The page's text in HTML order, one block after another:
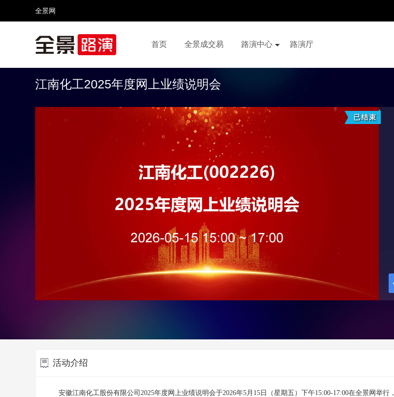
全景网
视频号 全景网官微 微信公众号 头条号 百家号 抖音号 快手号 喜马拉雅
首页 全景成交易 路演中心 路演厅
江南化工2025年度网上业绩说明会
已结束
活动介绍
安徽江南化工股份有限公司2025年度网上业绩说明会于2026年5月 15 日（星期五）下午15:00-17:00在全景网举行，